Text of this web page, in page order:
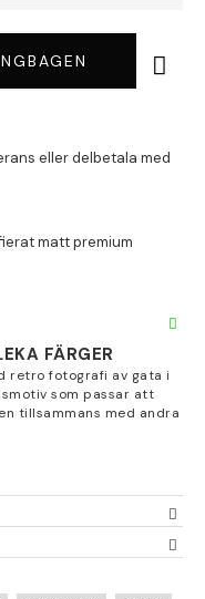
FÄRGER
retro fotografi av gata i
som passar att
tillsammans med andra